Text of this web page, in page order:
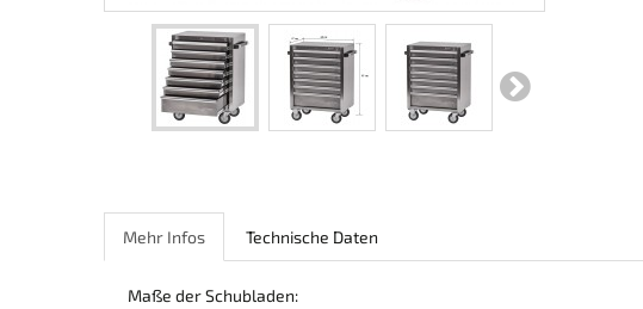
Mehr Infos Technische Daten
Maße der Schubladen: